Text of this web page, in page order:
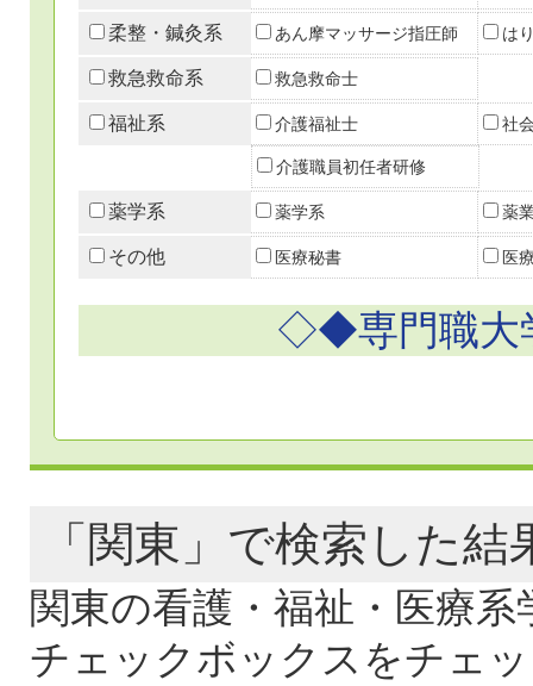
柔整・鍼灸系 あん摩マッサージ指圧師 は
救急救命系 救急救命士
福祉系 介護福祉士 社
介護職員初任者研修
薬学系 薬学系 薬
その他 医療秘書 医
◇◆専門職大
「関東」で検索した
関東の看護・福祉・医療
チェックボックスをチェ